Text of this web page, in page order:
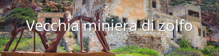
Vecchia miniera di zolfo